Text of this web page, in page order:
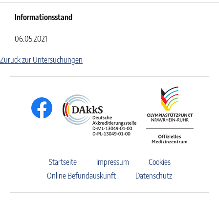
Informationsstand
06.05.2021
Zuruck zur Untersuchungen
Startseite Impressum
Cookies
Online Befundauskunft
Datenschutz